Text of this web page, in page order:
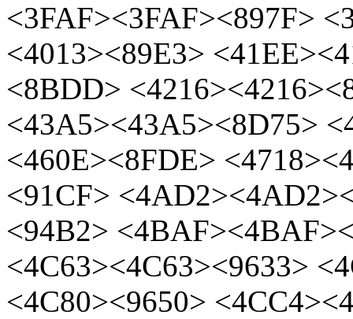
<3FAF><3FAF><897F>
<4013><89E3>
<8BDD>
<43A5><43A5><8D75>
<460E><8FDE>
<91CF>
<94B2>
<4C63><4C63><9633>
<4C80><9650>